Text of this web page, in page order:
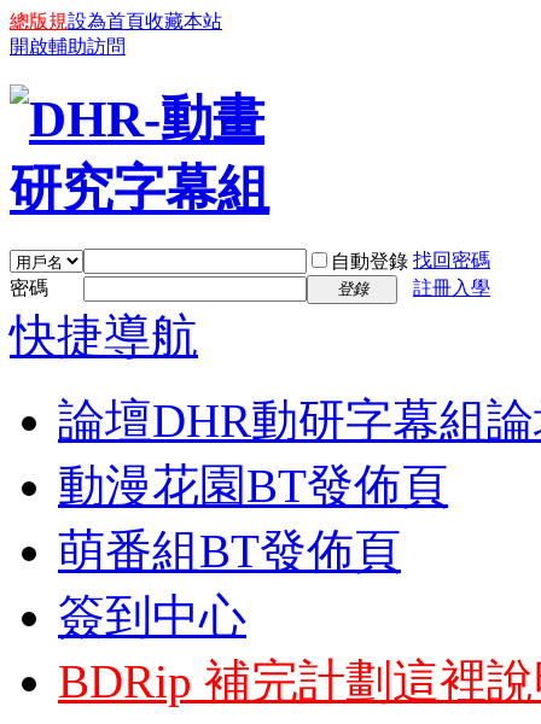
總版規設為首頁收藏本站
開啟輔助訪問
自動登錄 找回密碼
密碼
登錄 註冊入學
快捷導航
論壇DHR動研字幕組
動漫花園BT發佈頁
萌番組BT發佈頁
簽到中心
BDRip 補完計劃 這裡